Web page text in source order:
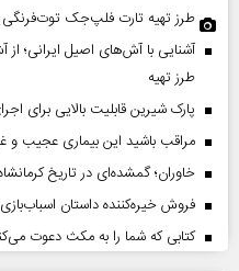
طرز تهیه تارت فلپ‌جک توت‌فرنگی
آشنایی با آش‌های اصیل ایرانی؛
طرز تهیه
پارک شیرین قابلیت‌ بالایی برای
مراقب باشید این بیماری عجیب و
خاوران؛ گمشده‌ای در تاریخ
فروش خیره‌کننده داستان اسباب‌بازی ۵؛ بزرگ‌ترین افتتاحیه سال برای پیکسار
کتابی که شما را به مکث دعوت